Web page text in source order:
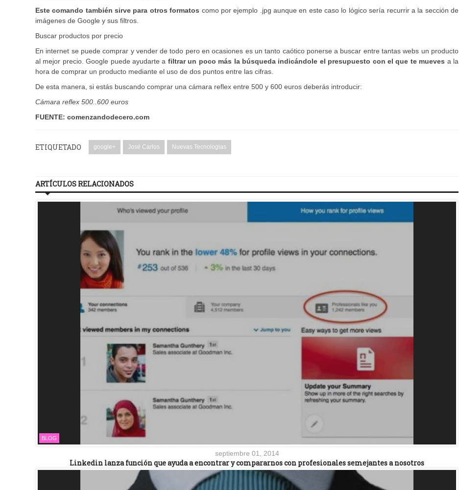
Este comando también sirve para otros formatos como por ejemplo .jpg aunque en este caso lo lógico sería recurrir a la sección de
imágenes de Google y sus filtros.
Buscar productos por precio
En internet se puede comprar y vender de todo pero en ocasiones es un tanto caótico ponerse a buscar entre tantas webs un producto
al mejor precio. Google puede ayudarte a filtrar un poco más la búsqueda indicándole el presupuesto con el que te mueves a la
hora de comprar un producto mediante el uso de dos puntos entre las cifras.
De esta manera, si estás buscando comprar una cámara reflex entre 500 y 600 euros deberás introducir:
Cámara reflex 500..600 euros
FUENTE: comenzandodecero.com
ETIQUETADO google+ José Carlos Nuevas Tecnologias
ARTÍCULOS RELACIONADOS
BLOG
septiembre 01, 2014
Linkedin lanza función que ayuda a encontrar y compararnos con profesionales semejantes a nosotros